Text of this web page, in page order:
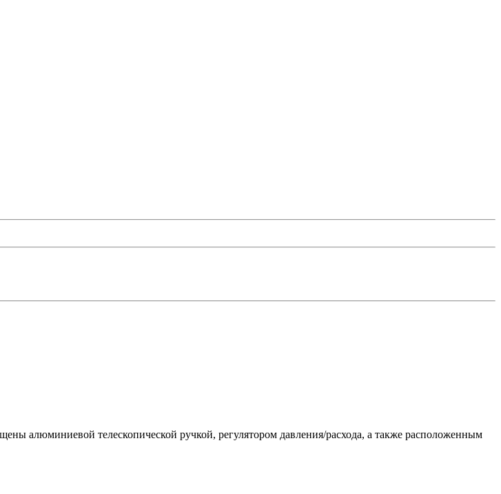
алюминиевой телескопической ручкой, регулятором давления/расхода, а также расположенным